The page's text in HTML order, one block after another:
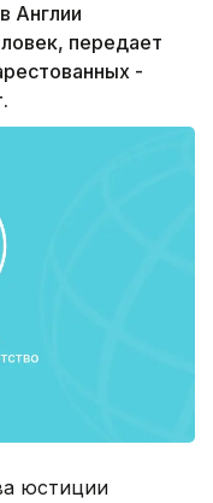
Англии
передает
-
юстиции